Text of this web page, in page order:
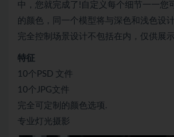
中，您就完成了!自定义每个细节一一您
的颜色，同一个模型将与深色和浅色设
完全控制场景设计不包括在内，仅供展示
特征
10个PSD 文件
10个JPG文件
完全可定制的颜色选项.
专业灯光摄影